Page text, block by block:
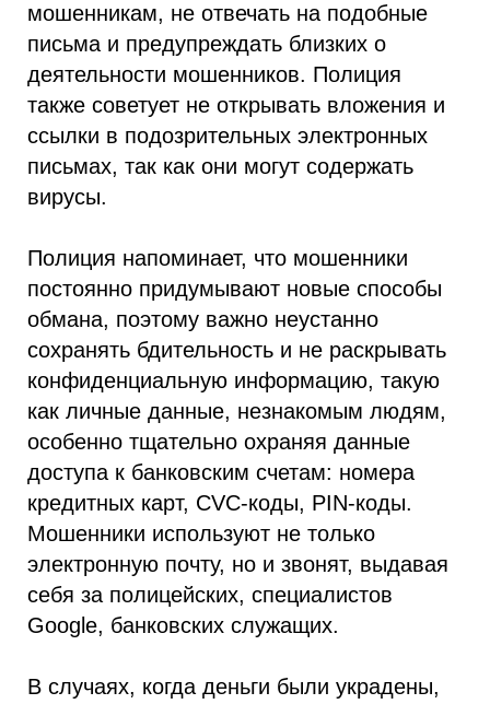
мошенникам, не отвечать на подобные
письма и предупреждать близких о
деятельности мошенников. Полиция
также советует не открывать вложения и
ссылки в подозрительных электронных
письмах, так как они могут содержать
вирусы.
Полиция напоминает, что мошенники
постоянно придумывают новые способы
обмана, поэтому важно неустанно
сохранять бдительность и не раскрывать
конфиденциальную информацию, такую
как личные данные, незнакомым людям,
особенно тщательно охраняя данные
доступа к банковским счетам: номера
кредитных карт, CVC-коды, PIN-коды.
Мошенники используют не только
электронную почту, но и звонят, выдавая
себя за полицейских, специалистов
Google, банковских служащих.
В случаях, когда деньги были украдены,